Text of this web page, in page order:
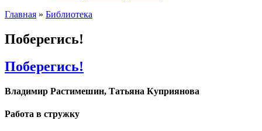
Главная » Библиотека
Поберегись!
Поберегись!
Владимир Растимешин, Татьяна Куприянова
Работа в стружку